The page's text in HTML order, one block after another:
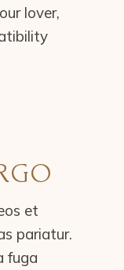
lover,
et
pariatur.
fuga